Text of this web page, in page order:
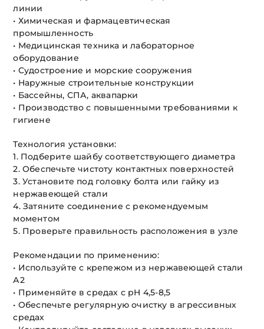
линии
• Химическая и фармацевтическая
промышленность
• Медицинская техника и лабораторное
оборудование
• Судостроение и морские сооружения
• Наружные строительные конструкции
• Бассейны, СПА, аквапарки
• Производство с повышенными требованиями к
гигиене
Технология установки:
1. Подберите шайбу соответствующего диаметра
2. Обеспечьте чистоту контактных поверхностей
3. Установите под головку болта или гайку из
нержавеющей стали
4. Затяните соединение с рекомендуемым
моментом
5. Проверьте правильность расположения в узле
Рекомендации по применению:
• Используйте с крепежом из нержавеющей стали
А2
• Применяйте в средах с pH 4,5-8,5
• Обеспечьте регулярную очистку в агрессивных
средах